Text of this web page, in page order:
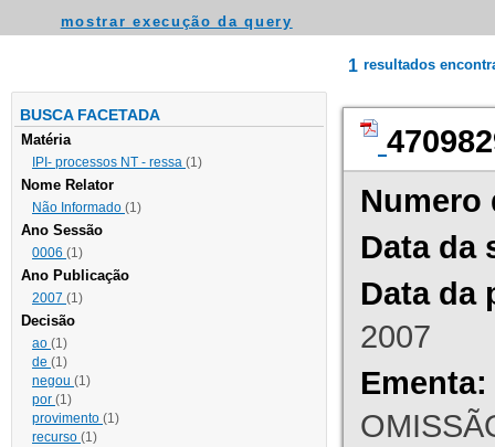
mostrar execução da query
BUSCA FACETADA
Matéria
IPI- processos NT - ressa (1)
Nome Relator
Não Informado (1)
Ano Sessão
0006 (1)
Ano Publicação
2007 (1)
Decisão
ao (1)
de (1)
negou (1)
por (1)
provimento (1)
recurso (1)
1 resultados
Numero
Data da
Data da
2007
Ementa: